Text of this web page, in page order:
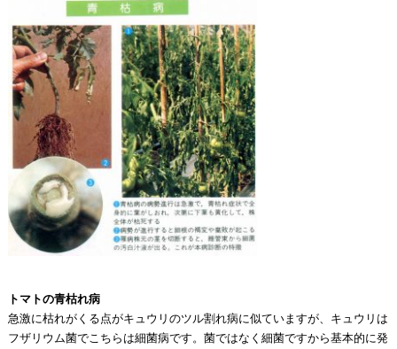
トマトの青枯れ病
急激に枯れがくる点がキュウリのツル割れ病に似ていますが、キュウリは
フザリウム菌でこちらは細菌病です。菌ではなく細菌ですから基本的に発